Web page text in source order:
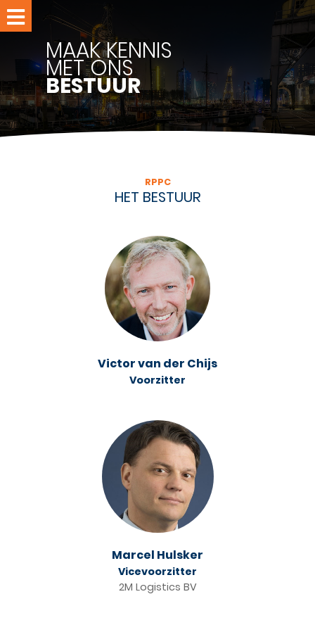
Home
Evenementen
Leden
Nieuws
MAAK KENNIS
MET ONS
BESTUUR
RPPC
HET BESTUUR
Victor van der Chijs
Voorzitter
Marcel Hulsker
Vicevoorzitter
2M Logistics BV